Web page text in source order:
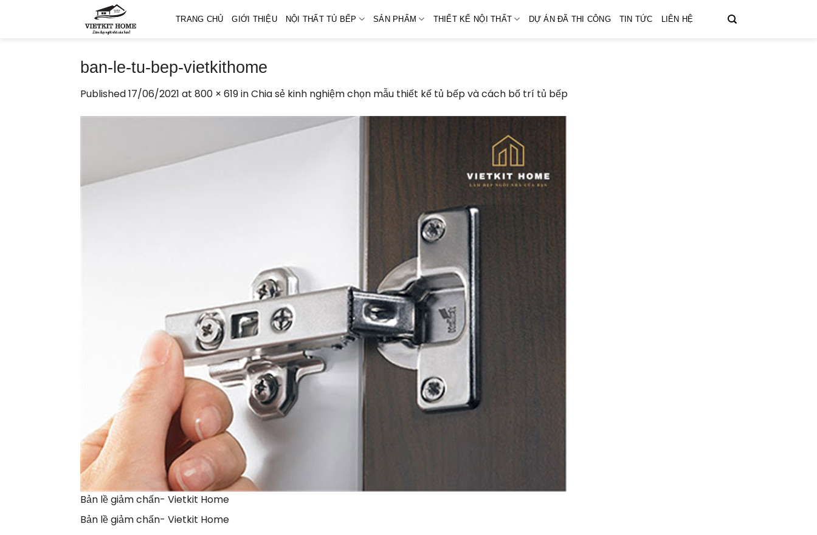
TRANG CHỦ GIỚI THIỆU NỘI THẤT TỦ BẾP SẢN PHẨM THIẾT KẾ NỘI THẤT DỰ ÁN ĐÃ THI CÔNG TIN TỨC LIÊN HỆ
ban-le-tu-bep-vietkithome
Published17/06/2021 at 800 × 619inChia sẻ kinh nghiệm chọn mẫu thiết kế tủ bếp và cách bố trí tủ bếp
Bản lề giảm chấn- Vietkit Home
Bản lề giảm chấn- Vietkit Home